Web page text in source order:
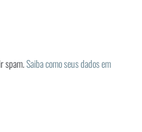
spam.Saiba como seus dados em